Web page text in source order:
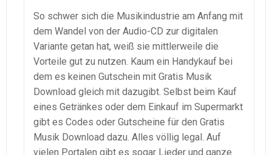
So schwer sich die Musikindustrie am Anfang mit
dem Wandel von der Audio-CD zur digitalen
Variante getan hat, weiß sie mittlerweile die
Vorteile gut zu nutzen. Kaum ein Handykauf bei
dem es keinen Gutschein mit Gratis Musik
Download gleich mit dazugibt. Selbst beim Kauf
eines Getränkes oder dem Einkauf im Supermarkt
gibt es Codes oder Gutscheine für den Gratis
Musik Download dazu. Alles völlig legal. Auf
vielen Portalen gibt es sogar Lieder und ganze